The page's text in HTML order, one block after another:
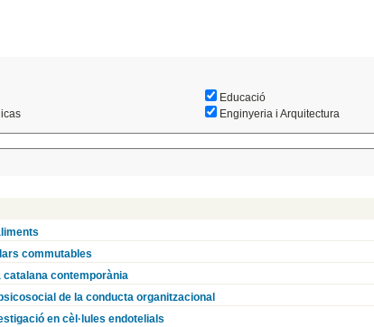
Educació
Enginyeria i Arquitectura
commutables
catalana contemporània
de la conducta organitzacional
en cèl·lules endotelials